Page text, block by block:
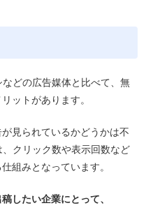
どの広告媒体と比べて、無
ットがあります。
見られているかどうかは不
クリック数や表示回数など
組みとなっています。
したい企業にとって、